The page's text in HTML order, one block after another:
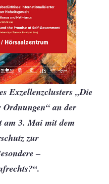
Exzellenzclusters „Die
an der
am 3. Mai mit dem
zur
–